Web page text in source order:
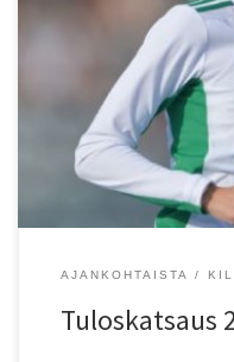
2.2. Helsinki, Helsyn
PB (Erik Korpela, Pau Linsi?
EspTa 1.47,38 (Miko Sohlo,
Matikainen), 4) HKV
Laiho, Lauri Nikkilä). P15
AJANKOHTAISTA
Tuloskatsaus